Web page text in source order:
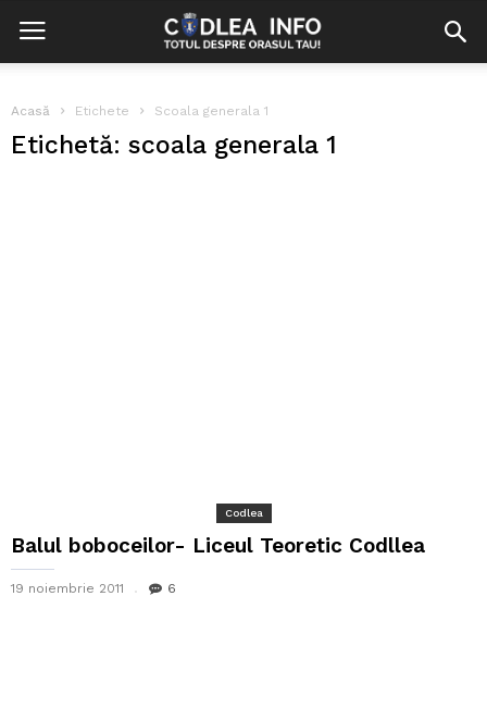
Acasă Etichete Scoala generala 1
Etichetă: scoala generala 1
Codlea
Balul boboceilor- Liceul Teoretic Codllea
19 noiembrie 2011 6